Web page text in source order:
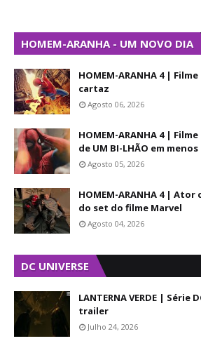
HOMEM-ARANHA - UM NOVO DIA
HOMEM-ARANHA 4 |
cartaz
Agosto 06, 2026
HOMEM-ARANHA 4 |
de UM BI-LHÃO em
Agosto 05, 2026
HOMEM-ARANHA 4 |
do set do filme Marvel
Agosto 04, 2026
DC UNIVERSE
LANTERNA VERDE | Série
trailer
Julho 24, 2026